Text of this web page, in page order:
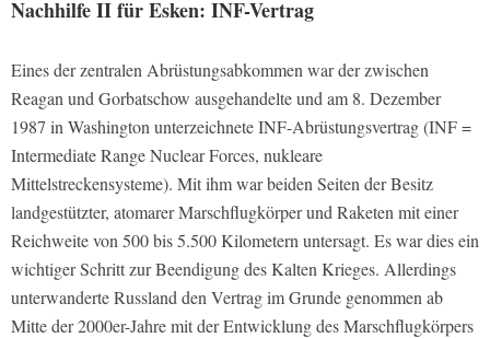
Nachhilfe II für Esken: INF-Vertrag
Eines der zentralen Abrüstungsabkommen war der zwischen
Reagan und Gorbatschow ausgehandelte und am 8. Dezember
1987 in Washington unterzeichnete INF-Abrüstungsvertrag (INF =
Intermediate Range Nuclear Forces, nukleare
Mittelstreckensysteme). Mit ihm war beiden Seiten der Besitz
landgestützter, atomarer Marschflugkörper und Raketen mit einer
Reichweite von 500 bis 5.500 Kilometern untersagt. Es war dies ein
wichtiger Schritt zur Beendigung des Kalten Krieges. Allerdings
unterwanderte Russland den Vertrag im Grunde genommen ab
Mitte der 2000er-Jahre mit der Entwicklung des Marschflugkörpers